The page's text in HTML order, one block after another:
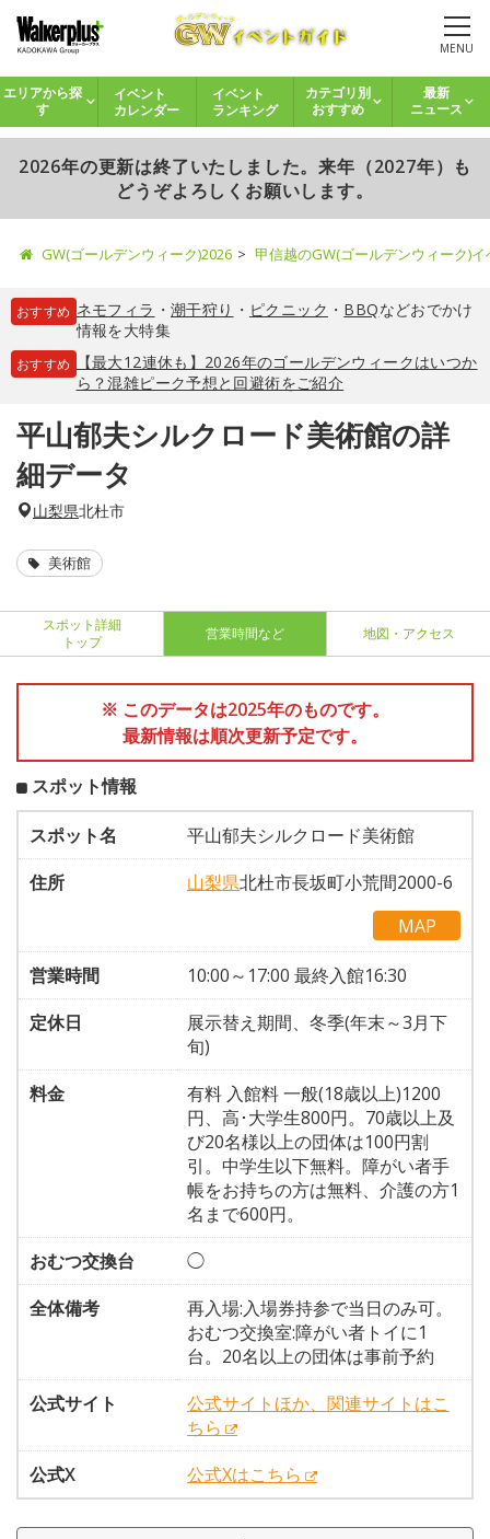
MENU
エリアから探
す
イベント
カレンダー
イベント
ランキング
カテゴリ別
おすすめ
最新
ニュース
2026年の更新は終了いたしました。来年（2027年）も
どうぞよろしくお願いします。
GW(ゴールデンウィーク)2026 甲信越のGW(ゴールデンウィーク)
おすすめ ネモフィラ ・ 潮干狩り ・ ピクニック ・ BBQなどおでかけ
情報を大特集
おすすめ
【最大12連休も】2026年のゴールデンウィークはいつか
ら？混雑ピーク予想と回避術をご紹介
平山郁夫シルクロード美術館の詳
細データ
山梨県北杜市
美術館
スポット詳細
トップ
営業時間など 地図・アクセス
※ このデータは2025年のものです。
最新情報は順次更新予定です。
スポット情報
スポット名
平山郁夫シルクロード美術館
住所
山梨県北杜市長坂町小荒間2000-6
MAP
営業時間
10:00～17:00 最終入館16:30
定休日
展示替え期間、冬季(年末～3月下
旬)
料金
有料 入館料 一般(18歳以上)1200
円、高･大学生800円。70歳以上及
び20名様以上の団体は100円割
引。中学生以下無料。障がい者手
帳をお持ちの方は無料、介護の方1
名まで600円。
おむつ交換台
◯
全体備考
再入場:入場券持参で当日のみ可。
おむつ交換室:障がい者トイに1
台。20名以上の団体は事前予約
公式サイト
公式サイトほか、関連サイトはこ
ちら
公式X
公式Xはこちら